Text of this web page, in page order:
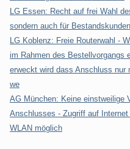
LG Essen: Recht auf frei Wahl
sondern auch für
LG Koblenz: Freie Routerwahl -
im Rahmen des Bestellvorgangs
erweckt wird dass Anschluss nur
we
AG München: Keine einstweilige
Anschlusses - Zugriff auf
WLAN möglich